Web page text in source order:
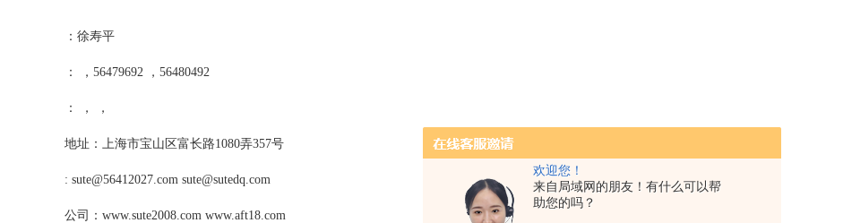
欢迎您！
来自局域网的朋友！有什么可以帮
助您的吗？
：徐寿平
： ，56479692 ，56480492
： ， ，
地址：上海市宝山区富长路1080弄357号
: sute@56412027.com sute@sutedq.com
公司： www.sute2008.com www.aft18.com